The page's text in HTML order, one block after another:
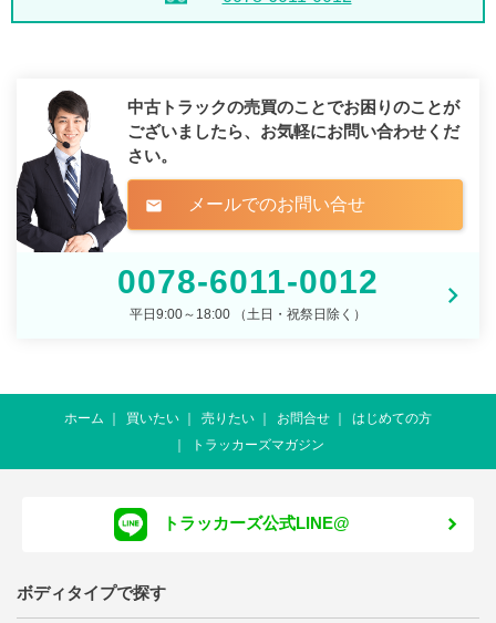
中古トラックの売買のことでお困りのことが
ございましたら、 お気軽にお問い合わせくだ
さい。
mail メールでのお問い合せ
0078-6011-0012
平日9:00～18:00 （土日・祝祭日除く）
ホーム 買いたい 売りたい お問合せ
はじめての方
トラッカーズマガジン
トラッカーズ公式LINE@
ボディタイプで探す